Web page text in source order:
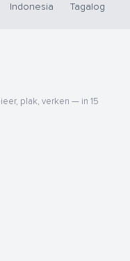
Indonesia Tagalog
plak, verken — in 15